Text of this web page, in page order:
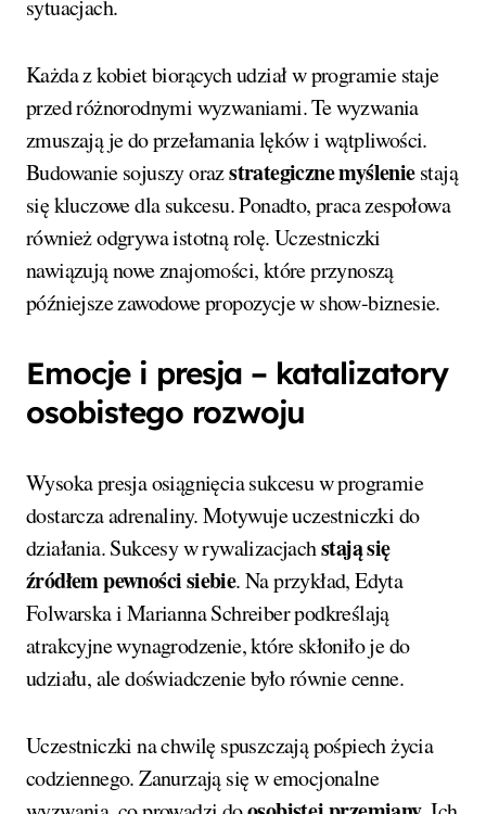
sytuacjach.
Każda z kobiet biorących udział w programie staje
przed różnorodnymi wyzwaniami. Te wyzwania
zmuszają je do przełamania lęków i wątpliwości.
Budowanie sojuszy orazstrategiczne myśleniestają
się kluczowe dla sukcesu. Ponadto, praca zespołowa
również odgrywa istotną rolę. Uczestniczki
nawiązują nowe znajomości, które przynoszą
późniejsze zawodowe propozycje w show-biznesie.
Emocje i presja – katalizatory
osobistego rozwoju
Wysoka presja osiągnięcia sukcesu w programie
dostarcza adrenaliny. Motywuje uczestniczki do
działania. Sukcesy w rywalizacjachstają się
źródłem pewności siebie. Na przykład, Edyta
Folwarska i Marianna Schreiber podkreślają
atrakcyjne wynagrodzenie, które skłoniło je do
udziału, ale doświadczenie było równie cenne.
Uczestniczki na chwilę spuszczają pośpiech życia
codziennego. Zanurzają się w emocjonalne